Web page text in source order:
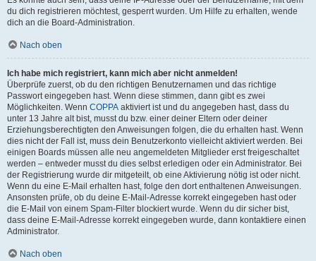
du dich registrieren möchtest, gesperrt wurden. Um Hilfe zu erhalten, wende
dich an die Board-Administration.
Nach oben
Ich habe mich registriert, kann mich aber nicht anmelden!
Überprüfe zuerst, ob du den richtigen Benutzernamen und das richtige
Passwort eingegeben hast. Wenn diese stimmen, dann gibt es zwei
Möglichkeiten. Wenn COPPA aktiviert ist und du angegeben hast, dass du
unter 13 Jahre alt bist, musst du bzw. einer deiner Eltern oder deiner
Erziehungsberechtigten den Anweisungen folgen, die du erhalten hast. Wenn
dies nicht der Fall ist, muss dein Benutzerkonto vielleicht aktiviert werden. Bei
einigen Boards müssen alle neu angemeldeten Mitglieder erst freigeschaltet
werden – entweder musst du dies selbst erledigen oder ein Administrator. Bei
der Registrierung wurde dir mitgeteilt, ob eine Aktivierung nötig ist oder nicht.
Wenn du eine E-Mail erhalten hast, folge den dort enthaltenen Anweisungen.
Ansonsten prüfe, ob du deine E-Mail-Adresse korrekt eingegeben hast oder
die E-Mail von einem Spam-Filter blockiert wurde. Wenn du dir sicher bist,
dass deine E-Mail-Adresse korrekt eingegeben wurde, dann kontaktiere einen
Administrator.
Nach oben